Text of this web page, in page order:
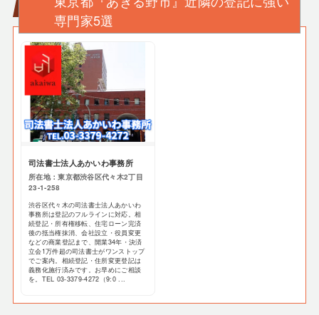
専門家5選
司法書士法人あかいわ事務所
所在地：東京都渋谷区代々木2丁目
23-1-258
渋谷区代々木の司法書士法人あかいわ
事務所は登記のフルラインに対応。相
続登記・所有権移転、住宅ローン完済
後の抵当権抹消、会社設立・役員変更
などの商業登記まで、開業34年・決済
立会1万件超の司法書士がワンストップ
でご案内。相続登記・住所変更登記は
義務化施行済みです。お早めにご相談
を。TEL 03-3379-4272（9:0 ...